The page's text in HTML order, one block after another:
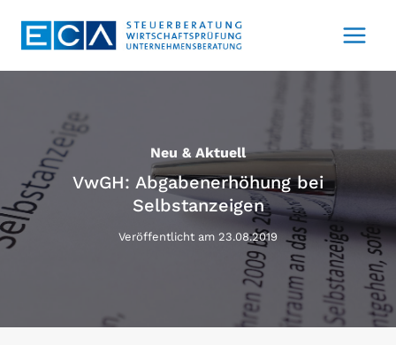
Inhalt
Neu & Aktuell
VwGH: Abgabenerhöhung bei
Selbstanzeigen
Veröffentlicht am 23.08.2019